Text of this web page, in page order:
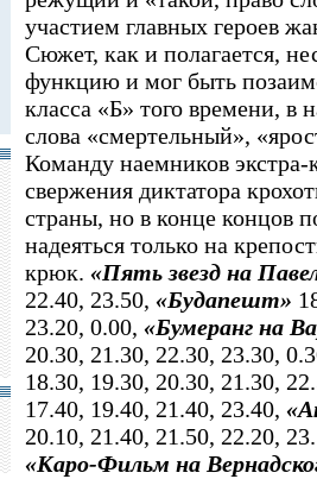
участием главных героев
Сюжет, как и полагается,
функцию и мог быть
класса «Б» того времени, в
слова «смертельный»,
Команду наемников
свержения диктатора
страны, но в конце концов
надеяться только на
крюк. «Пять звезд на
22.40, 23.50, «Будапешт»
23.20, 0.00, «Бумеранг на
20.30, 21.30, 22.30, 23.30,
18.30, 19.30, 20.30, 21.30,
17.40, 19.40, 21.40, 23.40,
20.10, 21.40, 21.50, 22.20,
«Каро-Фильм на